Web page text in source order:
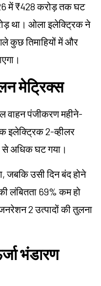
में ₹428 करोड़ तक घट
था। ओला इलेक्ट्रिक ने
कुछ तिमाहियों में और
मेट्रिक्स
वाहन पंजीकरण महीने-
इलेक्ट्रिक 2-व्हीलर
से अधिक घट गया।
जबकि उसी दिन बंद होने
लंबितता 69% कम हो
2 उत्पादों की तुलना
भंडारण